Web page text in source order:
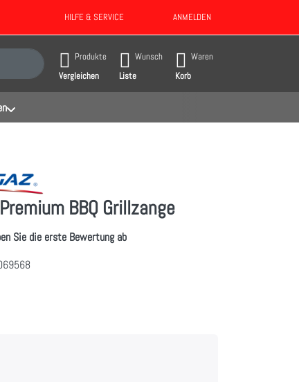
HILFE & SERVICE ANMELDEN
Drücken Sie die Eingabetaste, um alle Ergebnisse aufzurufen.
Produkte
Vergleichen
Wunsch
Liste
Waren
Korb
BBQ Grillzange
Sie die erste Bewertung ab